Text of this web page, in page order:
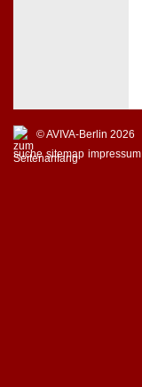
© AVIVA-Berlin 2026
suche sitemap impressum